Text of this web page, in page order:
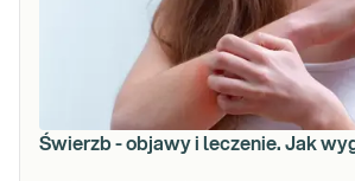
Świerzb - objawy i leczenie. Jak